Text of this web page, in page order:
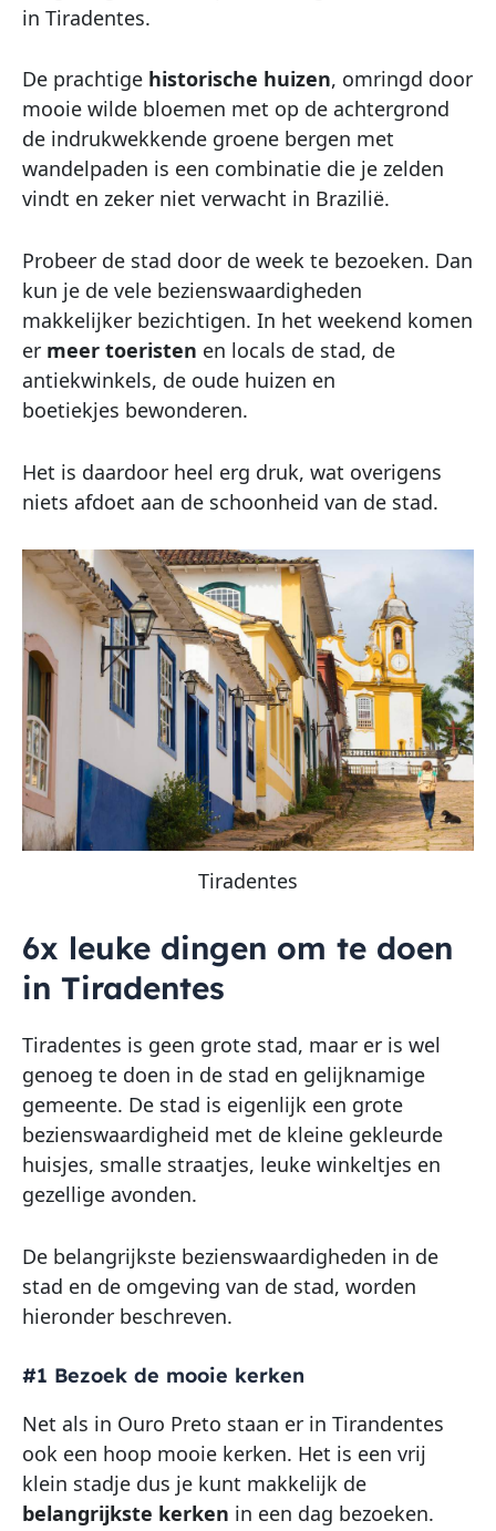
in Tiradentes.
De prachtige historische huizen, omringd door
mooie wilde bloemen met op de achtergrond
de indrukwekkende groene bergen met
wandelpaden is een combinatie die je zelden
vindt en zeker niet verwacht in Brazilië.
Probeer de stad door de week te bezoeken. Dan
kun je de vele bezienswaardigheden
makkelijker bezichtigen. In het weekend komen
er meer toeristen en locals de stad, de
antiekwinkels, de oude huizen en
boetiekjes bewonderen.
Het is daardoor heel erg druk, wat overigens
niets afdoet aan de schoonheid van de stad.
Tiradentes
6x leuke dingen om te doen
in Tiradentes
Tiradentes is geen grote stad, maar er is wel
genoeg te doen in de stad en gelijknamige
gemeente. De stad is eigenlijk een grote
bezienswaardigheid met de kleine gekleurde
huisjes, smalle straatjes, leuke winkeltjes en
gezellige avonden.
De belangrijkste bezienswaardigheden in de
stad en de omgeving van de stad, worden
hieronder beschreven.
#1 Bezoek de mooie kerken
Net als in Ouro Preto staan er in Tirandentes
ook een hoop mooie kerken. Het is een vrij
klein stadje dus je kunt makkelijk de
belangrijkste kerken in een dag bezoeken.